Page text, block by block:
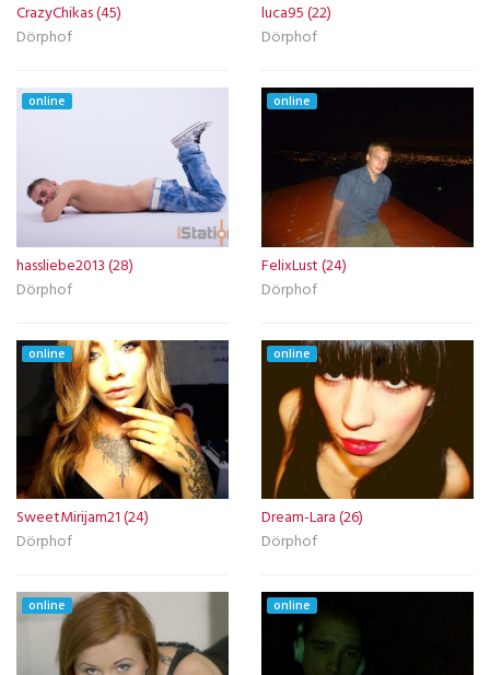
CrazyChikas (45)
Dörphof
luca95 (22)
Dörphof
online
hassliebe2013 (28)
Dörphof
online
FelixLust (24)
Dörphof
online
SweetMirijam21 (24)
Dörphof
online
Dream-Lara (26)
Dörphof
online online